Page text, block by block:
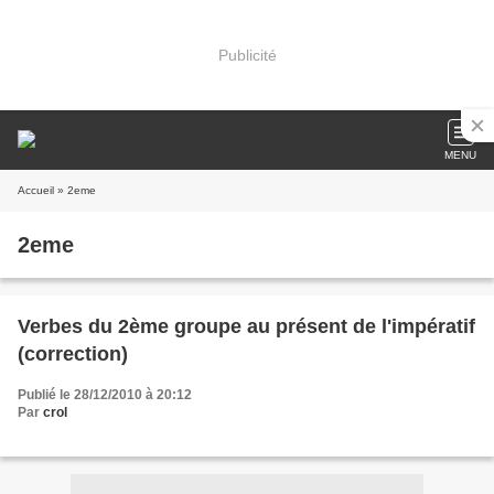
Publicité
MENU
Accueil » 2eme
2eme
Verbes du 2ème groupe au présent de l'impératif
(correction)
Publié le 28/12/2010 à 20:12
Par crol